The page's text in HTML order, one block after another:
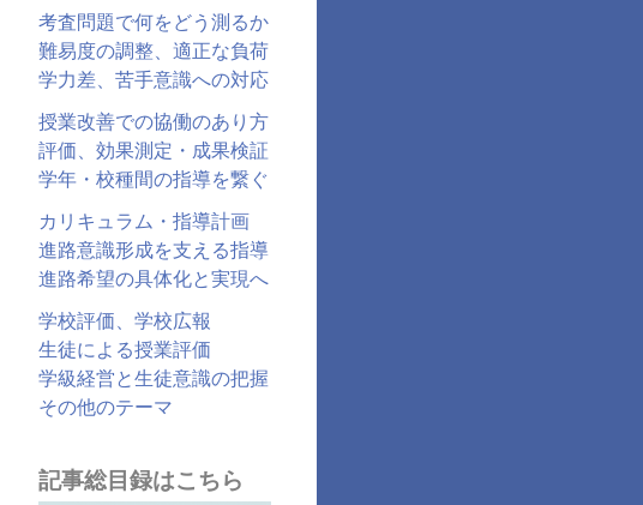
考査問題で何をどう測るか
難易度の調整、適正な負荷
学力差、苦手意識への対応
授業改善での協働のあり方
評価、効果測定・成果検証
学年・校種間の指導を繋ぐ
カリキュラム・指導計画
進路意識形成を支える指導
進路希望の具体化と実現へ
学校評価、学校広報
生徒による授業評価
学級経営と生徒意識の把握
その他のテーマ
記事総目録はこちら